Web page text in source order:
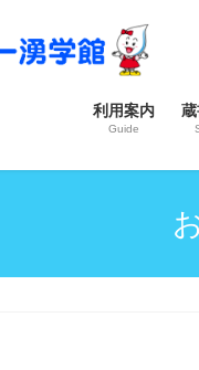
利用案内
Guide